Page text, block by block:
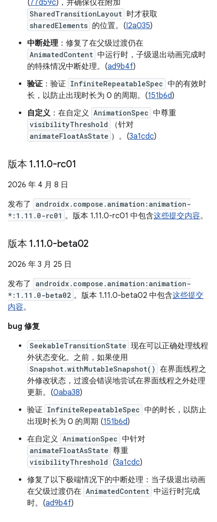
(77d59c)，并确保仅在附加
SharedTransitionLayout 时才获取
sharedElements 的位置。(I2a035)
中断处理：修复了在父级过渡仍在
AnimatedContent 中运行时，子级退出动画完成时
的特殊情况中断处理。(ad9b4f)
验证：验证 InfiniteRepeatableSpec 中的有效时
长，以防止出现时长为 0 的周期。(151b6d)
自定义 ：在自定义 AnimationSpec 中尊重
visibilityThreshold （针对
animateFloatAsState ）。(3a1cdc)
版本 1.11.0-rc01
2026 年 4 月 8 日
发布了
androidx.compose.animation:animation-
*:1.11.0-rc01 。版本 1.11.0-rc01 中包含这些提交内容。
版本 1.11.0-beta02
2026 年 3 月 25 日
发布了
androidx.compose.animation:animation-
*:1.11.0-beta02 。版本 1.11.0-beta02 中包含这些提交
内容。
bug 修复
SeekableTransitionState 现在可以正确处理线程
外状态变化。之前，如果使用
Snapshot.withMutableSnapshot() 在界面线程之
外修改状态，过渡会错误地尝试在界面线程之外处理
更新。(0aba38)
验证 InfiniteRepeatableSpec 中的时长，以防止
出现时长为 0 的周期 (151b6d)
在自定义 AnimationSpec 中针对
animateFloatAsState 尊重
visibilityThreshold (3a1cdc)
修复了以下极端情况下的中断处理：当子级退出动画
在父级过渡仍在 AnimatedContent 中运行时完成
时。(ad9b4f)